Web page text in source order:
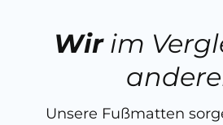
Wirim
Unsere Fußmatten